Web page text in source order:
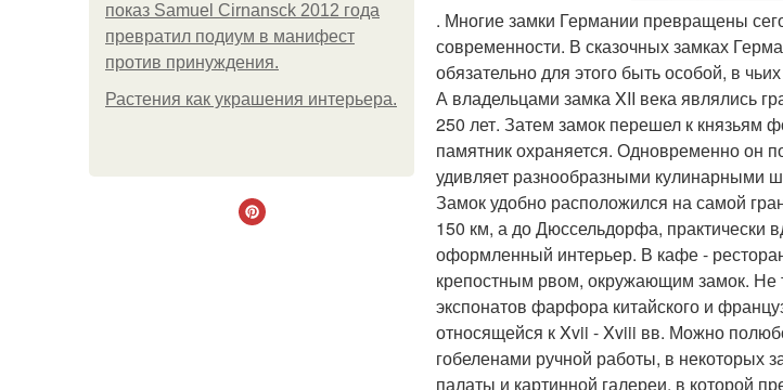
показ Samuel Cirnansck 2012 года
превратил подиум в манифест
против принуждения.
Растения как украшения интерьера.
. Многие замки Германии превращены
современности. В сказочных замках
обязательно для этого быть особой, в
А владельцами замка XII века являлись
250 лет. Затем замок перешел к князьям
памятник охраняется. Одновременно он
удивляет разнообразными кулинарными
Замок удобно расположился на самой
150 км, а до Дюссельдорфа, практически
оформленный интерьер. В кафе -
крепостным рвом, окружающим замок. Не
экспонатов фарфора китайского и
относящейся к Xvii - Xviii вв. Можно
гобеленами ручной работы, в некоторых
палаты и картинной галереи, в которой